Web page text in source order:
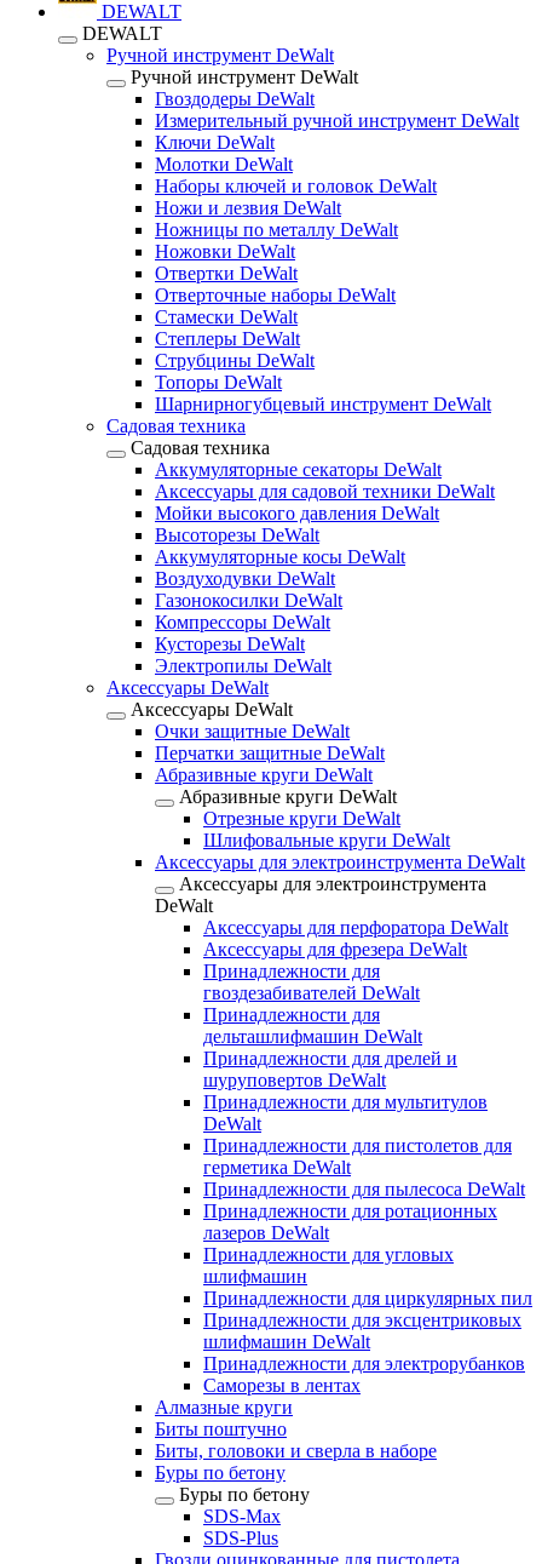
DEWALT
DEWALT
Ручной инструмент DeWalt
Ручной инструмент DeWalt
Гвоздодеры DeWalt
Измерительный ручной инструмент DeWalt
Ключи DeWalt
Молотки DeWalt
Наборы ключей и головок DeWalt
Ножи и лезвия DeWalt
Ножницы по металлу DeWalt
Ножовки DeWalt
Отвертки DeWalt
Отверточные наборы DeWalt
Стамески DeWalt
Степлеры DeWalt
Струбцины DeWalt
Топоры DeWalt
Шарнирногубцевый инструмент DeWalt
Садовая техника
Садовая техника
Аккумуляторные секаторы DeWalt
Аксессуары для садовой техники DeWalt
Мойки высокого давления DeWalt
Высоторезы DeWalt
Аккумуляторные косы DeWalt
Воздуходувки DeWalt
Газонокосилки DeWalt
Компрессоры DeWalt
Кусторезы DeWalt
Электропилы DeWalt
Аксессуары DeWalt
Аксессуары DeWalt
Очки защитные DeWalt
Перчатки защитные DeWalt
Абразивные круги DeWalt
Абразивные круги DeWalt
Отрезные круги DeWalt
Шлифовальные круги DeWalt
Аксессуары для электроинструмента DeWalt
Аксессуары для электроинструмента
DeWalt
Аксессуары для перфоратора DeWalt
Аксессуары для фрезера DeWalt
Принадлежности для
гвоздезабивателей DeWalt
Принадлежности для
дельташлифмашин DeWalt
Принадлежности для дрелей и
шуруповертов DeWalt
Принадлежности для мультитулов
DeWalt
Принадлежности для пистолетов для
герметика DeWalt
Принадлежности для пылесоса DeWalt
Принадлежности для ротационных
лазеров DeWalt
Принадлежности для угловых
шлифмашин
Принадлежности для циркулярных пил
Принадлежности для эксцентриковых
шлифмашин DeWalt
Принадлежности для электрорубанков
Саморезы в лентах
Алмазные круги
Биты поштучно
Биты, головоки и сверла в наборе
Буры по бетону
Буры по бетону
SDS-Max
SDS-Plus
Гвозди оцинкованные для пистолета